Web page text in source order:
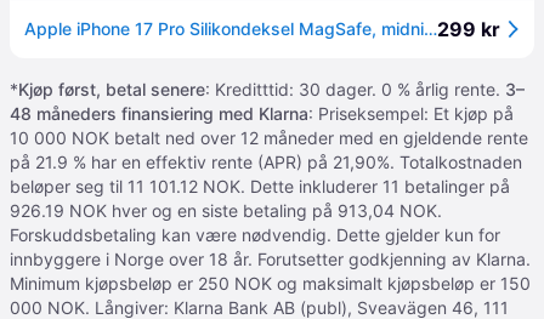
Apple iPhone 17 Pro Silikondeksel MagSafe, midnight299 kr
*Kjøp først, betal senere: Kreditttid: 30 dager. 0 % årlig rente. 3–
48 måneders finansiering med Klarna: Priseksempel: Et kjøp på
10 000 NOK betalt ned over 12 måneder med en gjeldende rente
på 21.9 % har en effektiv rente (APR) på 21,90%. Totalkostnaden
beløper seg til 11 101.12 NOK. Dette inkluderer 11 betalinger på
926.19 NOK hver og en siste betaling på 913,04 NOK.
Forskuddsbetaling kan være nødvendig. Dette gjelder kun for
innbyggere i Norge over 18 år. Forutsetter godkjenning av Klarna.
Minimum kjøpsbeløp er 250 NOK og maksimalt kjøpsbeløp er 150
000 NOK. Långiver: Klarna Bank AB (publ), Sveavägen 46, 111